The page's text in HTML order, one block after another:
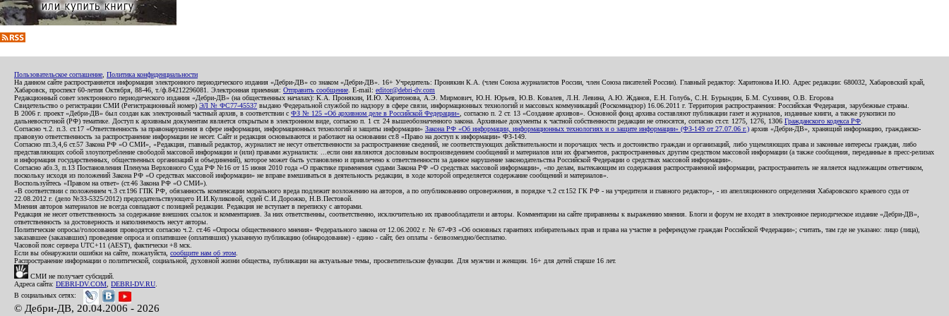
Пользовательское соглашение Политика конфиденциальности
На данном сайте распространяется информация электронного периодического издания «Дебри-ДВ» со знаком «Дебри-ДВ». 16+ Учредитель: Пронякин К.А. (член Союза журналистов России, член Союза писателей России). Главный редактор: Харитонова И.Ю. Адрес редакции: 680032, Хабаровский край,
Хабаровск, проспект 60-летия Октября, 88-46, т./ф.84212296081. Электронная приемная: Отправить сообщение . E-mail: editor@debri-dv.com
Редакционный совет электронного периодического издания «Дебри-ДВ» (на общественных началах): К.А. Пронякин, И.Ю. Харитонова, А.Э. Мирмович, Ю.Н. Юрьев, Ю.В. Ковалев, Л.Н. Левина, А.Ю. Жданов, Е.Н. Голубь, С.Н. Бурындин, Б.М. Сухинин, О.В. Егорова
Свидетельство о регистрации СМИ (Регистрационный номер) ЭЛ № ФС77-45537 выдано Федеральной службой по надзору в сфере связи, информационных технологий и массовых коммуникаций (Роскомнадзор) 16.06.2011 г. Территория распространения: Российская Федерация, зарубежные страны.
В 2006 г. проект «Дебри-ДВ» был создан как электронный частный архив, в соответствии с ФЗ № 125 «Об архивном деле в Российской Федерации» , согласно п. 2 ст. 13 «Создание архивов». Основной фонд архива составляют публикации газет и журналов, изданные книги, а также рукописи по
дальневосточной (РФ) тематике. Доступ к архивным документам является открытым в электронном виде, согласно п. 1 ст. 24 вышеобозначенного закона. Архивные документы к частной собственности редакции не относятся, согласно ст.ст. 1275, 1276, 1306 Гражданского кодекса РФ
Согласно ч.2. п.3. ст.17 «Ответственность за правонарушения в сфере информации, информационных технологий и защиты информации» Закона РФ «Об информации, информационных технологиях и о защите информации» (ФЗ-149 от 27.07.06 г.) архив «Дебри-ДВ», хранящий информацию, гражданско-
правовую ответственность за распространение информации не несет. Сайт и редакция основываются и работают на основании ст.8 «Право на доступ к информации» ФЗ-149.
Согласно пп.3,4,6 ст.57 Закона РФ «О СМИ», «Редакция, главный редактор, журналист не несут ответственности за распространение сведений, не соответствующих действительности и порочащих честь и достоинство граждан и организаций, либо ущемляющих права и законные интересы граждан, либо
представляющих собой злоупотребление свободой массовой информации и (или) правами журналиста: ...если они являются дословным воспроизведением сообщений и материалов или их фрагментов, распространенных другим средством массовой информации (а также сообщения, переданные в пресс-релизах
и информация государственных, общественных организаций и объединений), которое может быть установлено и привлечено к ответственности за данное нарушение законодательства Российской Федерации о средствах массовой информации».
Согласно абз.3, п.13 Постановления Пленума Верховного Суда РФ №16 от 15 июня 2010 года «О практике применения судами Закона РФ «О средствах массовой информации», «по делам, вытекающим из содержания распространенной информации, распространитель не является надлежащим ответчиком,
поскольку исходя из положений Закона РФ «О средствах массовой информации» не вправе вмешиваться в деятельность редакции, в ходе которой определяется содержание сообщений и материалов».
Воспользуйтесь «Правом на ответ» (ст.46 Закона РФ «О СМИ»).
«В соответствии с положением ч.3 ст.196 ГПК РФ, обязанность компенсации морального вреда подлежит возложению на авторов, а по опубликованию опровержения, в порядке ч.2 ст.152 ГК РФ - на учредителя и главного редактор», - из апелляционного определения Хабаровского краевого суда от
22.08.2012 г. (дело №33-5325/2012) председательствующего И.И.Куликовой, судей С.И.Дорожко, Н.В.Пестовой.
Мнения авторов материалов не всегда совпадают с позицией редакции. Редакция не вступает в переписку с авторами.
Редакция не несет ответственность за содержание внешних ссылок и комментариев. За них ответственны, соответственно, исключительно их правообладатели и авторы. Комментарии на сайте приравнены к выражению мнения. Блоги и форум не входят в электронное периодическое издание «Дебри-ДВ»,
ответственность за достоверность и наполняемость несут авторы.
Политические опросы/голосования проводятся согласно ч.2. ст.46 «Опросы общественного мнения» Федерального закона от 12.06.2002 г. № 67-ФЗ «Об основных гарантиях избирательных прав и права на участие в референдуме граждан Российской Федерации»; считать, там где не указано: лицо (лица),
заказавшее (заказавших) проведение опроса и оплатившее (оплативших) указанную публикацию (обнародование) - едино - сайт, без оплаты - безвозмездно/бесплатно.
Часовой пояс сервера UTC+11 (AEST), фактически +8 мск.
Если вы обнаружили ошибки на сайте, пожалуйста, сообщите нам об этом
Распространение информации о политической, социальной, духовной жизни общества, публикации на актуальные темы, просветительские функции. Для мужчин и женщин. 16+ для детей старше 16 лет.
СМИ не получает субсидий.
Адреса сайта: DEBRI-DV.COM DEBRI-DV.RU
В социальных сетях:
© Дебри-ДВ, 20.04.2006 - 2026